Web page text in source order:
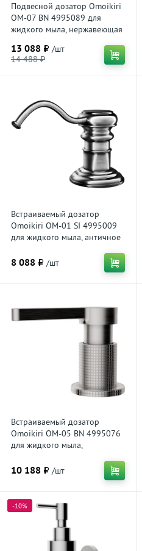
Подвесной дозатор Omoikiri
OM-07 BN 4995089 для
жидкого мыла, нержавеющая
13 088 ₽ /шт
14 488 ₽
Встраиваемый дозатор
Omoikiri OM-01 SI 4995009
для жидкого мыла, античное
8 088 ₽ /шт
Встраиваемый дозатор
Omoikiri OM-05 BN 4995076
для жидкого мыла,
10 188 ₽ /шт
-10%